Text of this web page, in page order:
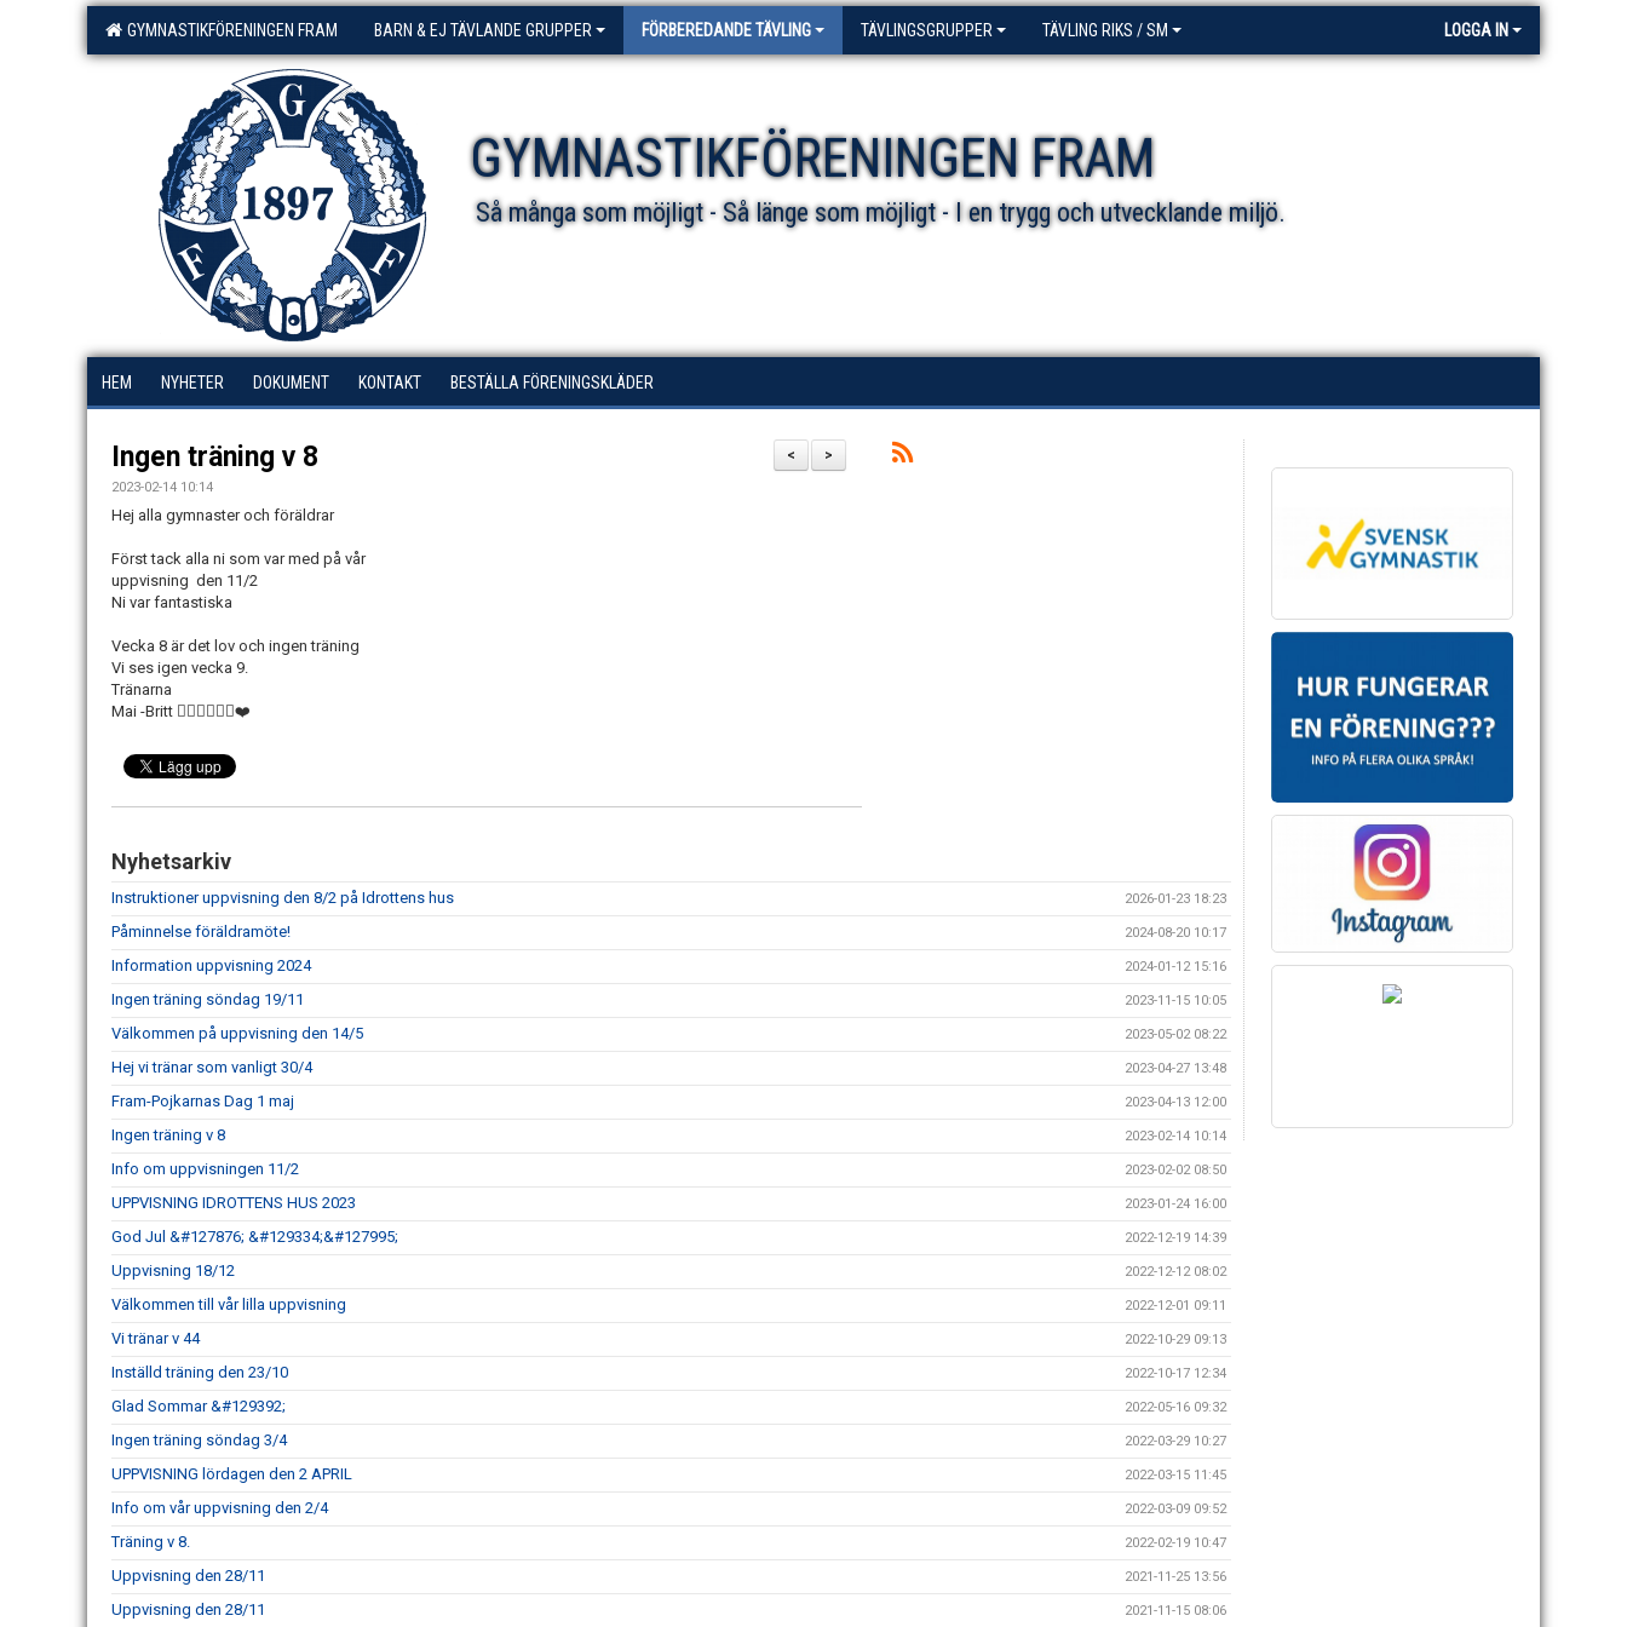
GYMNASTIKFÖRENINGEN FRAM BARN & EJ TÄVLANDE GRUPPER FÖRBEREDANDE TÄVLING TÄVLINGSGRUPPER TÄVLING RIKS / SM LOGGA IN
GYMNASTIKFÖRENINGEN FRAM
Så många som möjligt - Så länge som möjligt - I en trygg och utvecklande miljö.
HEM NYHETER DOKUMENT KONTAKT BESTÄLLA FÖRENINGSKLÄDER
>
<
Ingen träning v 8
2023-02-14 10:14
Hej alla gymnaster och föräldrar
Först tack alla ni som var med på vår
uppvisning den 11/2
Ni var fantastiska
Vecka 8 är det lov och ingen träning
Vi ses igen vecka 9.
Tränarna
Mai -Britt 🤸‍♀️🤸‍♀️🤸‍♀️❤️
Nyhetsarkiv
Instruktioner uppvisning den 8/2 på Idrottens hus 2026-01-23 18:23
Påminnelse föräldramöte! 2024-08-20 10:17
Information uppvisning 2024 2024-01-12 15:16
Ingen träning söndag 19/11 2023-11-15 10:05
Välkommen på uppvisning den 14/5 2023-05-02 08:22
Hej vi tränar som vanligt 30/4 2023-04-27 13:48
Fram-Pojkarnas Dag 1 maj 2023-04-13 12:00
Ingen träning v 8 2023-02-14 10:14
Info om uppvisningen 11/2 2023-02-02 08:50
UPPVISNING IDROTTENS HUS 2023 2023-01-24 16:00
God Jul &#127876; &#129334;&#127995; 2022-12-19 14:39
Uppvisning 18/12 2022-12-12 08:02
Välkommen till vår lilla uppvisning 2022-12-01 09:11
Vi tränar v 44 2022-10-29 09:13
Inställd träning den 23/10 2022-10-17 12:34
Glad Sommar &#129392; 2022-05-16 09:32
Ingen träning söndag 3/4 2022-03-29 10:27
UPPVISNING lördagen den 2 APRIL 2022-03-15 11:45
Info om vår uppvisning den 2/4 2022-03-09 09:52
Träning v 8. 2022-02-19 10:47
Uppvisning den 28/11 2021-11-25 13:56
Uppvisning den 28/11 2021-11-15 08:06